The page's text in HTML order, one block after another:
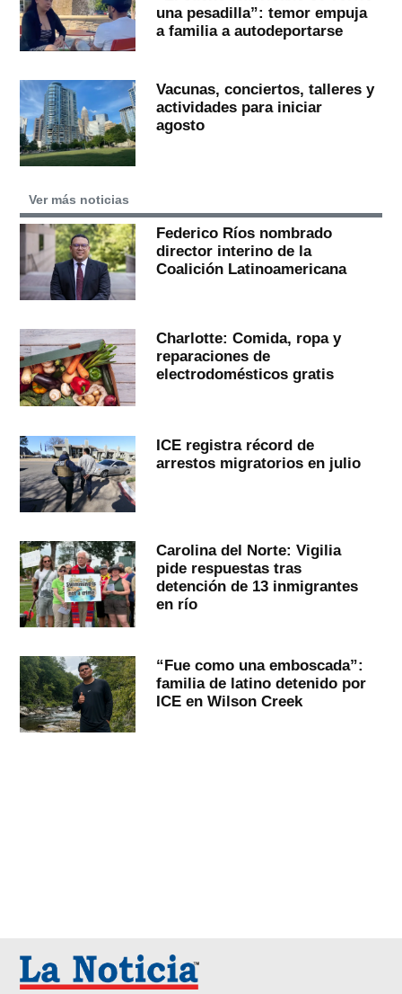
una pesadilla”: temor empuja
a familia a autodeportarse
Vacunas, conciertos, talleres y
actividades para iniciar
agosto
Ver más noticias
Federico Ríos nombrado
director interino de la
Coalición Latinoamericana
Charlotte: Comida, ropa y
reparaciones de
electrodomésticos gratis
ICE registra récord de
arrestos migratorios en julio
Carolina del Norte: Vigilia
pide respuestas tras
detención de 13 inmigrantes
en río
“Fue como una emboscada”:
familia de latino detenido por
ICE en Wilson Creek